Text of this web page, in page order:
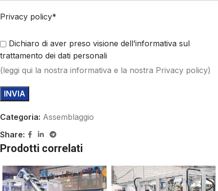
Privacy policy*
Dichiaro di aver preso visione dell’informativa sul
trattamento dei dati personali
(leggi qui la nostra informativa e la nostra Privacy policy)
Categoria: Assemblaggio
Share:
Prodotti correlati